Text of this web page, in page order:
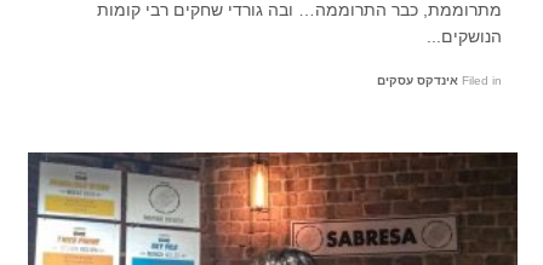
מתרוממת, כבר התרוממה… ובה גורדי שחקים רבי קומות
הנושקים...
Filed in אינדקס עסקים